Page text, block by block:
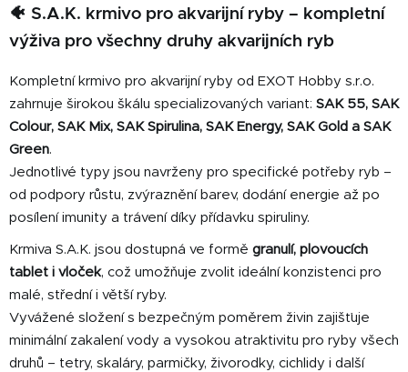
a
c
p
r
v
v
ý
p
s
u
v
n
🐠 S.A.K. krmivo pro akvarijní ryby – kompletní
výživa pro všechny druhy akvarijních ryb
Kompletní krmivo pro akvarijní ryby od EXOT Hobby s.r.o.
zahrnuje širokou škálu specializovaných variant: SAK 55, SAK
Colour, SAK Mix, SAK Spirulina, SAK Energy, SAK Gold a SAK
Green.
Jednotlivé typy jsou navrženy pro specifické potřeby ryb –
od podpory růstu, zvýraznění barev, dodání energie až po
posílení imunity a trávení díky přídavku spiruliny.
Krmiva S.A.K. jsou dostupná ve formě granulí, plovoucích
tablet i vloček, což umožňuje zvolit ideální konzistenci pro
malé, střední i větší ryby.
Vyvážené složení s bezpečným poměrem živin zajišťuje
minimální zakalení vody a vysokou atraktivitu pro ryby všech
druhů – tetry, skaláry, parmičky, živorodky, cichlidy i další